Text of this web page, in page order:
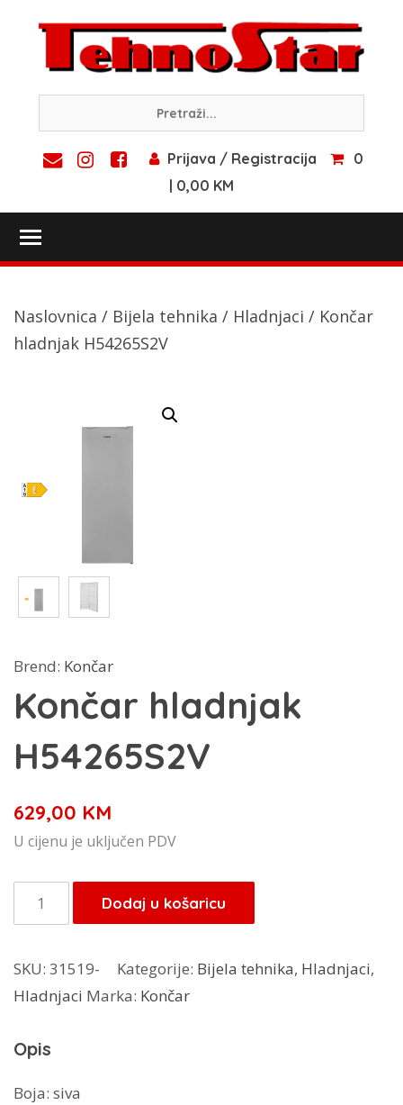
content
Prijava / Registracija
0
| 0,00 KM
Naslovnica / Bijela tehnika / Hladnjaci / Končar
hladnjak H54265S2V
Brend: Končar
Končar hladnjak
H54265S2V
629,00 KM
U cijenu je uključen PDV
Končar
hladnjak
količina
Dodaj u košaricu
SKU: 31519- Kategorije: Bijela tehnika, Hladnjaci,
Hladnjaci Marka: Končar
Opis
Boja: siva